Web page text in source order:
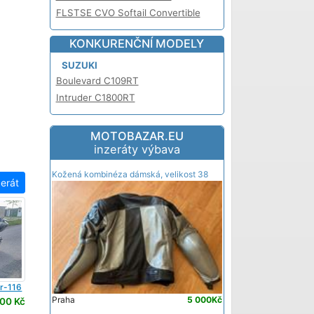
116
Kč
FLSTSE CVO Softail Convertible
KONKURENČNÍ MODELY
SUZUKI
Boulevard C109RT
Intruder C1800RT
MOTOBAZAR.EU
inzeráty výbava
Kožená kombinéza dámská, velikost 38
5 000Kč
Praha